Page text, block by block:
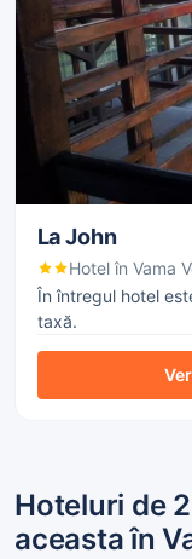
La John
Hotel în Vama
În întregul hotel
taxă.
Hoteluri de
aceasta în